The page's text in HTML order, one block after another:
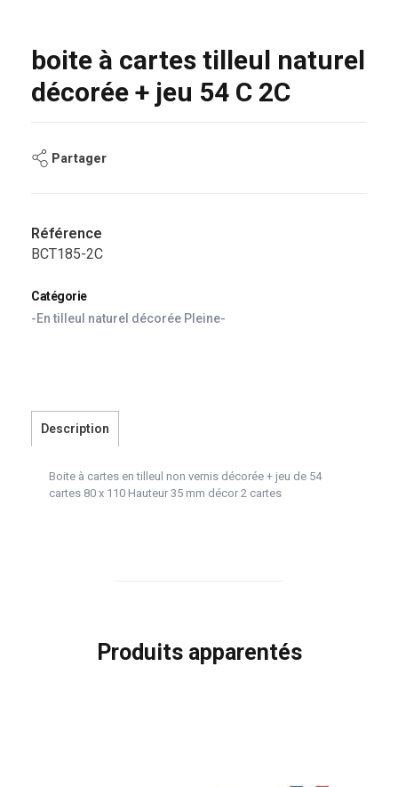
boite à cartes tilleul naturel
décorée + jeu 54 C 2C
Partager
Référence
BCT185-2C
Catégorie
-En tilleul naturel décorée Pleine-
Description
Boite à cartes en tilleul non vernis décorée + jeu de 54
cartes 80 x 110 Hauteur 35 mm décor 2 cartes
Produits apparentés